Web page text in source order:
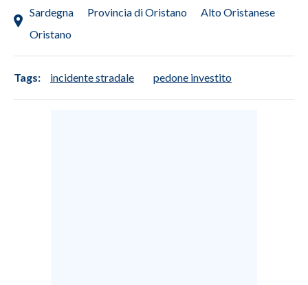
Sardegna Provincia di Oristano
Alto Oristanese
Oristano
Tags: incidente stradale pedone investito